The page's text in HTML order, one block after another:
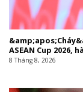
ASEAN Cup 2026,
8 Tháng 8, 2026